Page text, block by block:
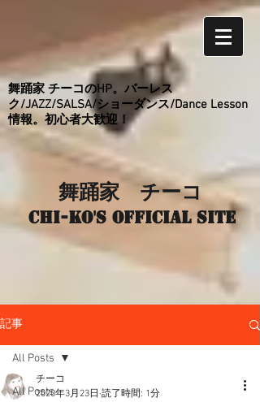
舞踊家 チーコのHP。バーレス
ク/JAZZ/SALSA/ショーダンス/Dance Lesson
情報。初心者大歓迎！
舞踊家 チーコ
Chi-ko's Official site
記事
All Posts
All Posts
チーコ
2020年3月23日 読了時間: 1分